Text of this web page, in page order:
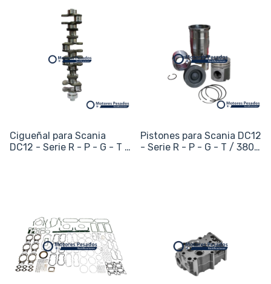
Cigueñal para Scania
DC12 - Serie R - P - G - T /
Pistones para Scania DC12
- Serie R - P - G - T / 380 /